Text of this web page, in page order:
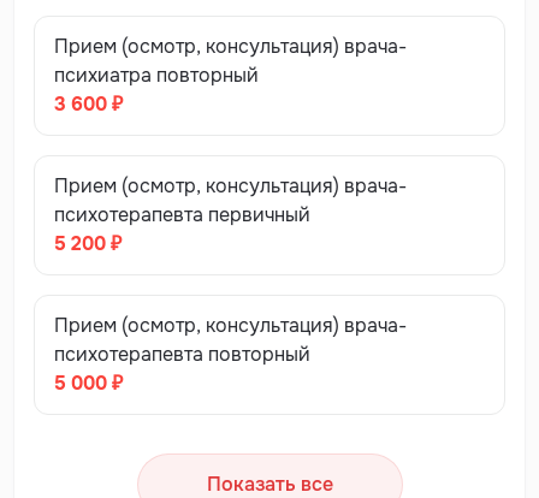
Прием (осмотр, консультация) врача-
психиатра повторный
3 600 ₽
Прием (осмотр, консультация) врача-
психотерапевта первичный
5 200 ₽
Прием (осмотр, консультация) врача-
психотерапевта повторный
5 000 ₽
Показать все